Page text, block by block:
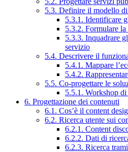
5.3. Definire il modello
5.3.1. Identificare
5.3.2. Formulare
5.3.3. Inquadrare
servizio
5.4. Descrivere il
5.4.1. Mappare
5.4.2.
5.5. Co-progettare le
5.5.1. Workshop
6. Progettazione dei contenuti
6.1. Cos’è il content
6.2. Ricerca utente sui
6.2.1. Content
6.2.2. Dati di
6.2.3. Ricerca